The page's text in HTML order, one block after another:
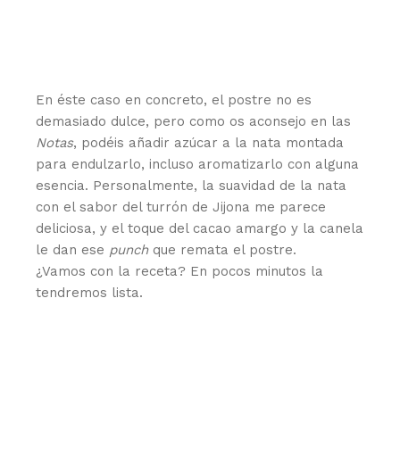
En éste caso en concreto, el postre no es
demasiado dulce, pero como os aconsejo en las
Notas, podéis añadir azúcar a la nata montada
para endulzarlo, incluso aromatizarlo con alguna
esencia. Personalmente, la suavidad de la nata
con el sabor del turrón de Jijona me parece
deliciosa, y el toque del cacao amargo y la canela
le dan ese punchque remata el postre.
¿Vamos con la receta? En pocos minutos la
tendremos lista.